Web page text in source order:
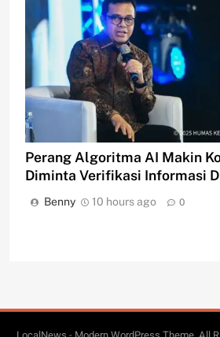
Perang Algoritma AI Makin
Diminta Verifikasi Informasi
Benny 10 hours ago 0